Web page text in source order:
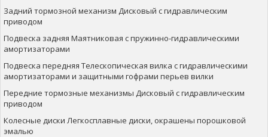
Задний тормозной механизм Дисковый с гидравлическим
приводом
Подвеска задняя Маятниковая с пружинно-гидравлическими
амортизаторами
Подвеска передняя Телескопическая вилка с гидравлическими
амортизаторами и защитными гофрами перьев вилки
Передние тормозные механизмы Дисковый с гидравлическим
приводом
Колесные диски Легкосплавные диски, окрашены порошковой
эмалью